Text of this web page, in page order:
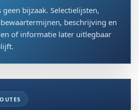
bijzaak. Selectielijsten,
beschrijving en
of informatie later uitlegbaar